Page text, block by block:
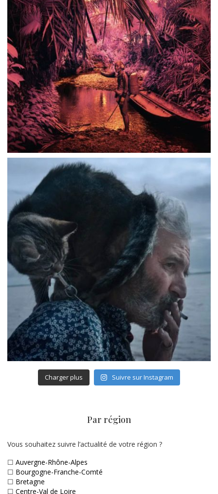
Charger plus Suivre sur Instagram
Par région
Vous souhaitez suivre l’actualité de votre région ?
☐ Auvergne-Rhône-Alpes
☐ Bourgogne-Franche-Comté
☐ Bretagne
☐ Centre-Val de Loire